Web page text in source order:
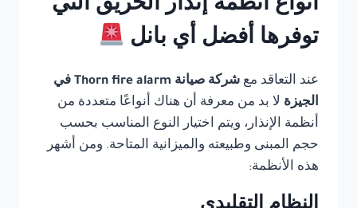
أنواع أنظمة إنذار الحريق التي
توفرها أفضل أي بانل
عند التعاقد مع
شركة صيانة Thorn fire alarm في
الجيزة لا بد من معرفة أن هناك أنواعًا متعددة من
أنظمة الإنذار، ويتم اختيار النوع المناسب بحسب
حجم المبنى وطبيعته والميزانية المتاحة. ومن أشهر
هذه الأنظمة: